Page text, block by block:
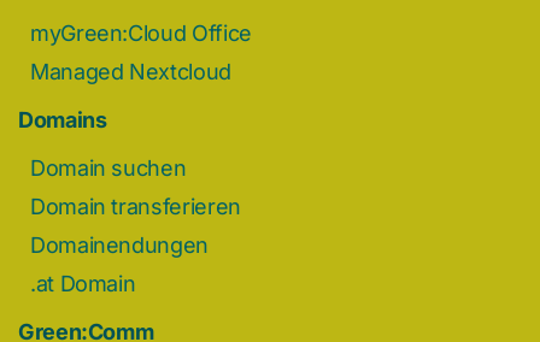
myGreen:Cloud Office
Managed Nextcloud
Domains
Domain suchen
Domain transferieren
Domainendungen
.at Domain
Green:Comm